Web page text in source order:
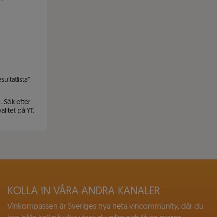
Sök efter
på YT.
KOLLA IN VÅRA ANDRA KANALER
Vinkompassen är Sveriges nya heta vincommunity, där du